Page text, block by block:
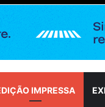
IMPRESSA